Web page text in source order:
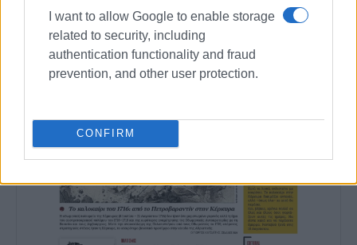
I want to allow Google to enable storage
related to security, including
authentication functionality and fraud
prevention, and other user protection.
CONFIRM